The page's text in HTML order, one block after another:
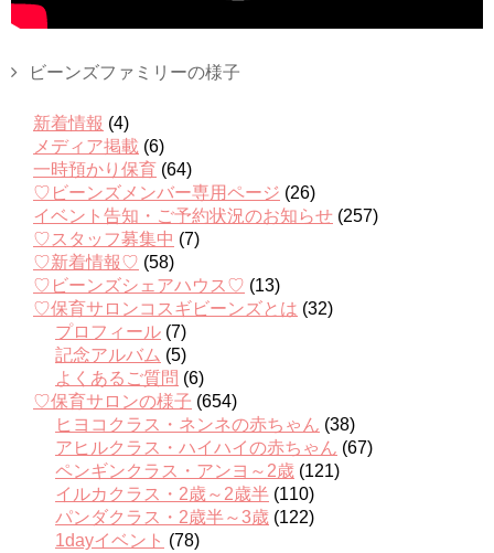
ビーンズファミリーの様子
新着情報 (4)
メディア掲載 (6)
一時預かり保育 (64)
♡ビーンズメンバー専用ページ (26)
イベント告知・ご予約状況のお知らせ (257)
♡スタッフ募集中 (7)
♡新着情報♡ (58)
♡ビーンズシェアハウス♡ (13)
♡保育サロンコスギビーンズとは (32)
プロフィール (7)
記念アルバム (5)
よくあるご質問 (6)
♡保育サロンの様子 (654)
ヒヨコクラス・ネンネの赤ちゃん (38)
アヒルクラス・ハイハイの赤ちゃん (67)
ペンギンクラス・アンヨ～2歳 (121)
イルカクラス・2歳～2歳半 (110)
パンダクラス・2歳半～3歳 (122)
1dayイベント (78)